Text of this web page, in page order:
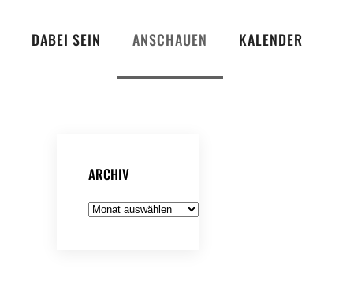
DABEI SEIN ANSCHAUEN KALENDER
ARCHIV
Archiv